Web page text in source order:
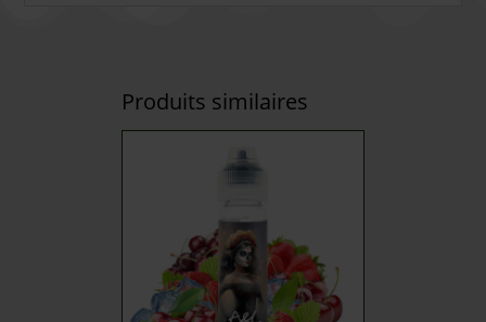
Produits similaires